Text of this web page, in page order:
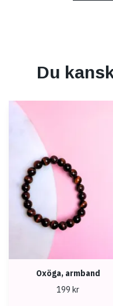
Du
Oxöga, armband
199 kr